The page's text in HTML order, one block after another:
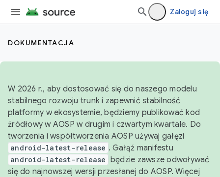
Zaloguj się
DOKUMENTACJA
W 2026 r., aby dostosować się do naszego modelu
stabilnego rozwoju trunk i zapewnić stabilność
platformy w ekosystemie, będziemy publikować kod
źródłowy w AOSP w drugim i czwartym kwartale. Do
tworzenia i współtworzenia AOSP używaj gałęzi
android-latest-release . Gałąź manifestu
android-latest-release będzie zawsze odwoływać
się do najnowszej wersji przesłanej do AOSP. Więcej